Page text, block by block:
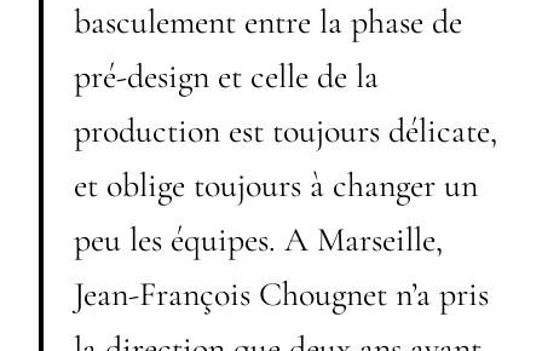
basculement entre la phase de
pré-design et celle de la
production est toujours délicate,
et oblige toujours à changer un
peu les équipes. A Marseille,
Jean-François Chougnet n’a pris